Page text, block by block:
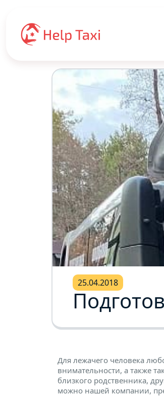
25.04.2018
Для лежачего человека
внимательности, а также
близкого родственника,
можно нашей компании,